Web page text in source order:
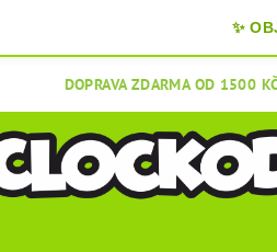
✨
DOPRAVA ZDARMA OD 1500